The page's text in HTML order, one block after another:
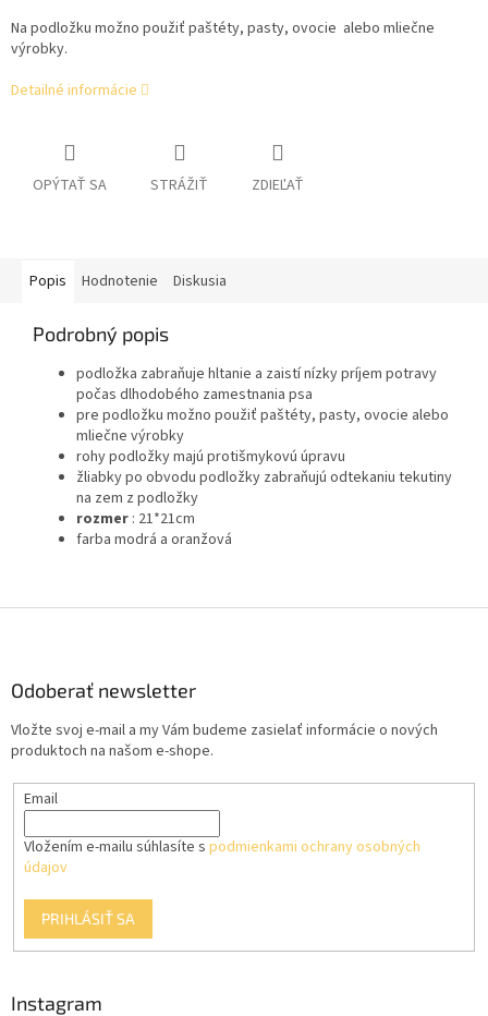
Na podložku možno použiť paštéty, pasty, ovocie alebo mliečne
výrobky.
Detailné informácie
OPÝTAŤ SA STRÁŽIŤ ZDIEĽAŤ
Popis Hodnotenie Diskusia
Podrobný popis
podložka zabraňuje hltanie a zaistí nízky príjem potravy
počas dlhodobého zamestnania psa
pre podložku možno použiť paštéty, pasty, ovocie alebo
mliečne výrobky
rohy podložky majú protišmykovú úpravu
žliabky po obvodu podložky zabraňujú odtekaniu tekutiny
na zem z podložky
rozmer : 21*21cm
farba modrá a oranžová
Odoberať newsletter
Vložte svoj e-mail a my Vám budeme zasielať informácie o nových
produktoch na našom e-shope.
Email
Vložením e-mailu súhlasíte s podmienkami ochrany osobných
údajov
PRIHLÁSIŤ SA
Instagram